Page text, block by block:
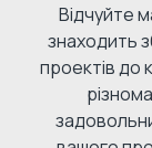
Відчуйте
знаходить
проектів до